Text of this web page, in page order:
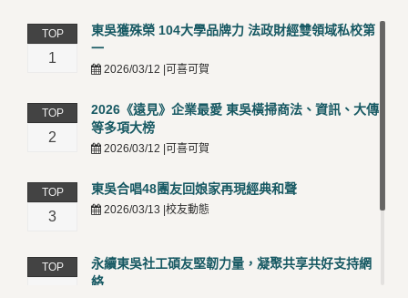
TOP
1
東吳獲殊榮 104大學品牌力 法政財經雙領域私校第
一
2026/03/12 |可喜可賀
TOP
2
2026《遠見》企業最愛 東吳橫掃商法、資訊、大傳
等多項大榜
2026/03/12 |可喜可賀
TOP
3
東吳合唱48團友回娘家再現經典和聲
2026/03/13 |校友動態
TOP
永續東吳社工碩友堅韌力量，凝聚共享共好支持網
絡